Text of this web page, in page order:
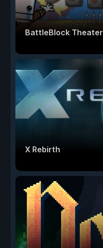
BattleBlock Theater
X Rebirth